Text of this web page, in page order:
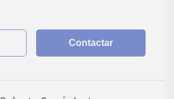
Contactar